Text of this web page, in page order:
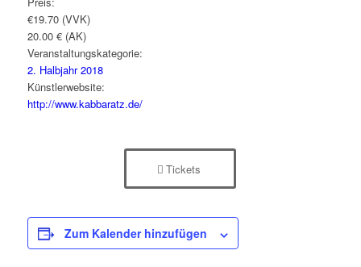
€19.70 (VVK)
20.00 € (AK)
Veranstaltungskategorie:
2. Halbjahr 2018
Künstlerwebsite:
http://www.kabbaratz.de/
Tickets
Zum Kalender hinzufügen